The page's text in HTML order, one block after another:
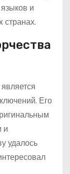
и
странах.
Его
и
удалось